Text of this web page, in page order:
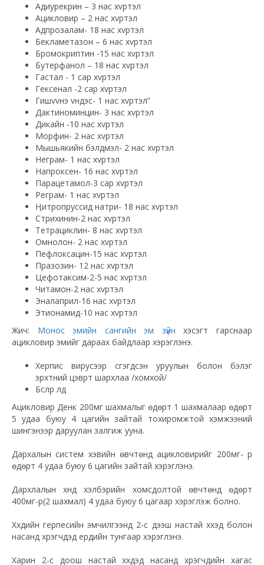
Адиурекрин – 3 нас хvртэл
Ацикловир – 2 нас хvртэл
Адпрозалам- 18 нас хvртэл
Бекламетазон – 6 нас хvртэл
Бромокриптин -15 нас хvртэл
Бутерфанол – 18 нас хvртэл
Гастал - 1 cap хvртэл
Гексенал -2 cap хvртэл
Гишvvнэ vндэс- 1 нас хvртэл”
Дактиноминцин- 3 нас хvртэл
Дикайн -10 нас хvртэл
Морфин- 2 нас хvртэл
Мышьякийн бэлдмэл- 2 нас хvртэл
Неграм- 1 нас хvртэл
Напроксен- 16 нас хvртэл
Парацетамол-3 cap хvртэл
Реграм- 1 нас хvртэл
Ңитропруссид натри- 18 нас хvртэл
Стрихинин-2 нас хvртэл
Тетрациклин- 8 нас хvртэл
Омнолон- 2 нас хvртэл
Пефлоксацин-15 нас хvртэл
Празозин- 12 нас хvртэл
Цефотаксим-2-5 нас хvртэл
Читамон-2 нас хvртэл
Эналаприл-16 нас хvртэл
Этионамид-10 нас хvртэл
Жич: Монос эмийн сангийн эм зүйн хэсэгт гарснаар
ацикловир эмийг дараах байдлаар хэрэглэнэ.
Херпис вирусээр үүсгэгдсэн уруулын болон бэлэг
эрхтний цэврүүт шархлаа /хомхой/
Бүслүүр үлд
Ацикловир Денк 200мг шахмалыг өдөрт 1 шахмалаар өдөрт
5 удаа буюу 4 цагийн зайтай тохиромжтой хэмжээний
шингэнээр даруулан залгиж ууна.
Дархалын систем хэвийн өвчтөнд ацикловирийг 200мг- р
өдөрт 4 удаа буюу 6 цагийн зайтай хэрэглэнэ.
Дархлалын хүнд хэлбэрийн хомсдолтой өвчтөнд өдөрт
400мг-р(2 шахмал) 4 удаа буюу 6 цагаар хэрэглэж болно.
Хүүхдийн герпесийн эмчилгээнд 2-с дээш настай хүүхэд болон
насанд хүрэгчдэд ердийн тунгаар хэрэглэнэ.
Харин 2-с доош настай хүүхдэд насанд хүрэгчдийн хагас